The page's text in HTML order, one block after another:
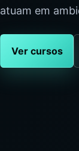
atuam em
Ver cursos